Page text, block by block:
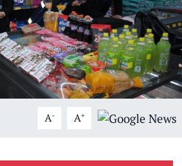
A- A+